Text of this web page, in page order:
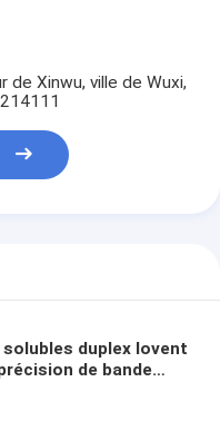
de Xinwu, ville de Wuxi,
duplex lovent
de bande